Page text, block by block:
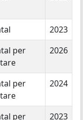
2023
per
2026
per
2024
per
2023